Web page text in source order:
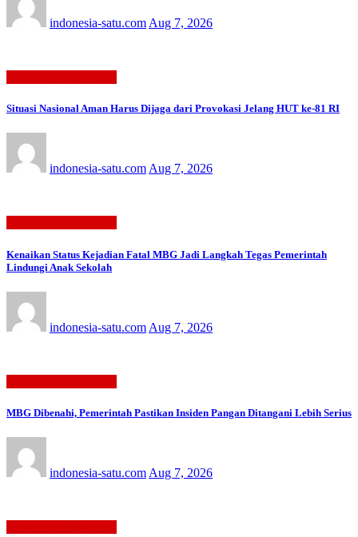
indonesia-satu.com Aug 7, 2026
Situasi Nasional Aman Harus Dijaga dari Provokasi Jelang HUT ke-81 RI
indonesia-satu.com Aug 7, 2026
Kenaikan Status Kejadian Fatal MBG Jadi Langkah Tegas Pemerintah
Lindungi Anak Sekolah
indonesia-satu.com Aug 7, 2026
MBG Dibenahi, Pemerintah Pastikan Insiden Pangan Ditangani Lebih Serius
indonesia-satu.com Aug 7, 2026